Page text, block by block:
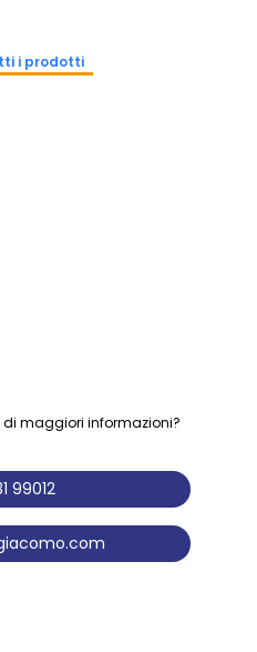
i prodotti
maggiori informazioni?
99012